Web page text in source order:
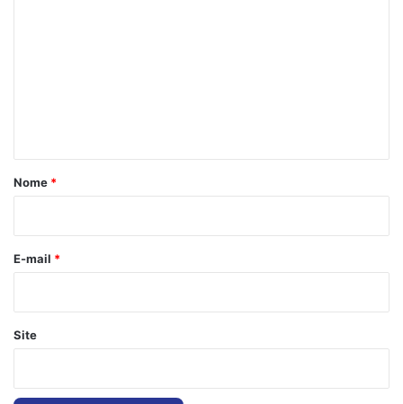
r
*
Nome *
E-mail *
Site